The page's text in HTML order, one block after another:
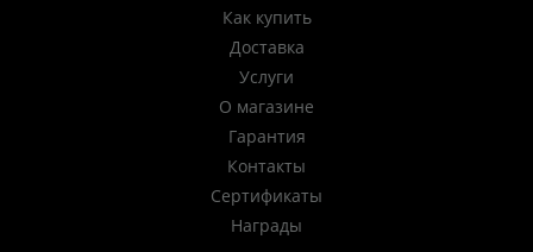
Как купить
Доставка
Услуги
О магазине
Гарантия
Контакты
Сертификаты
Награды